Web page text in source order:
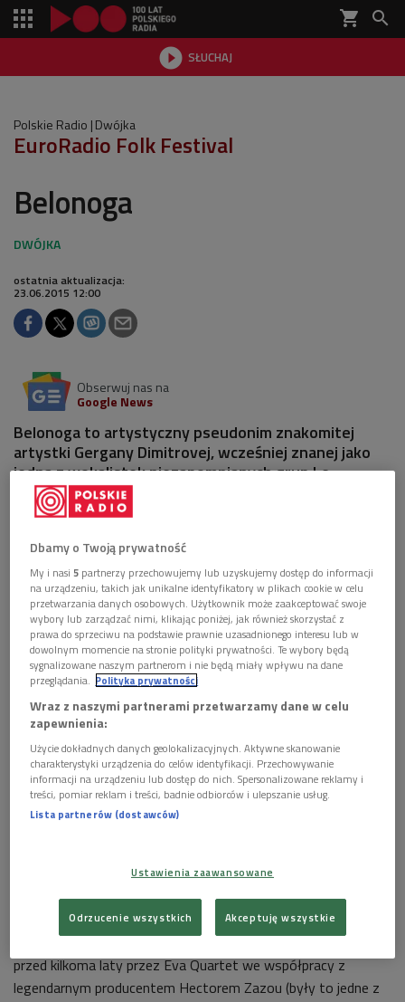
shopping_cart 
 SŁUCHAJ

Polskie Radio Dwójka
EuroRadio Folk Festival
Belonoga
ostatnia aktualizacja:
23.06.2015 12:00
Obserwuj nas na
Google News
Belonoga to artystyczny pseudonim znakomitej
artystki Gergany Dimitrovej, wcześniej znanej jako
jedna z wokalistek niezapomnianych grup Le
Mystère des Voix Bulgares i Eva Quartet. Wystąpi 11
lipca o godz. 18.00 w Muzeum Inżynierii Miejskiej.
AUDIO 1 plik
 05'17 
36. Euroradio Folk Festival: Belonoga (Dwójka)
Jej głos można usłyszeć m.in. na płycie „The Arch” nagranej
przed kilkoma laty przez Eva Quartet we współpracy z
legendarnym producentem Hectorem Zazou (były to jedne z
Dbamy o Twoją prywatność
My i nasi5 partnerzy przechowujemy lub uzyskujemy dostęp do informacji
na urządzeniu, takich jak unikalne identyfikatory w plikach cookie w celu
przetwarzania danych osobowych. Użytkownik może zaakceptować swoje
wybory lub zarządzać nimi, klikając poniżej, jak również skorzystać z
prawa do sprzeciwu na podstawie prawnie uzasadnionego interesu lub w
dowolnym momencie na stronie polityki prywatności. Te wybory będą
sygnalizowane naszym partnerom i nie będą miały wpływu na dane
przeglądania. Polityka prywatności
Wraz z naszymi partnerami przetwarzamy dane w celu
zapewnienia:
Użycie dokładnych danych geolokalizacyjnych. Aktywne skanowanie
charakterystyki urządzenia do celów identyfikacji. Przechowywanie
informacji na urządzeniu lub dostęp do nich. Spersonalizowane reklamy i
treści, pomiar reklam i treści, badnie odbiorców i ulepszanie usług.
Lista partnerów (dostawców)
Ustawienia zaawansowane
Odrzucenie wszystkich Akceptuję wszystkie